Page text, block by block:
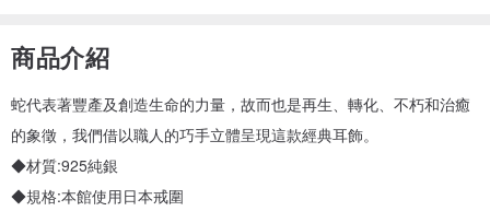
商品介紹
蛇代表著豐產及創造生命的力量，故而也是再生、轉化、不朽和治癒
的象徵，我們借以職人的巧手立體呈現這款經典耳飾。
◆材質:925純銀
◆規格:本館使用日本戒圍